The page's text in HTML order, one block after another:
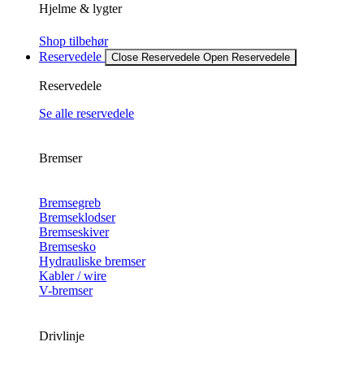
Hjelme & lygter
Shop tilbehør
Reservedele
Close Reservedele Open Reservedele
Reservedele
Se alle reservedele
Bremser
Bremsegreb
Bremseklodser
Bremseskiver
Bremsesko
Hydrauliske bremser
Kabler / wire
V-bremser
Drivlinje